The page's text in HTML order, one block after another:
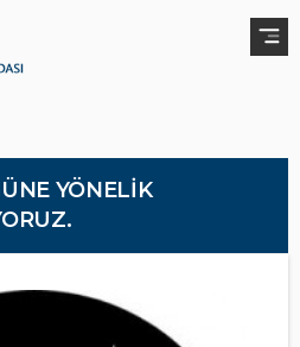
YÖNELİK